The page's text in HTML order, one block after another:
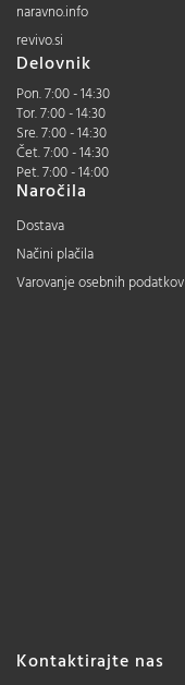
naravno.info
revivo.si
Delovnik
Pon. 7:00 - 14:30
Tor. 7:00 - 14:30
Sre. 7:00 - 14:30
Čet. 7:00 - 14:30
Pet. 7:00 - 14:00
Naročila
Dostava
Načini plačila
Varovanje osebnih podatkov
Kontaktirajte nas